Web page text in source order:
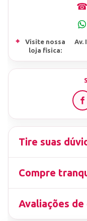
☎
⌖
Visite nossa
loja fisica:
Av.
Tire suas
Compre
Avaliações de